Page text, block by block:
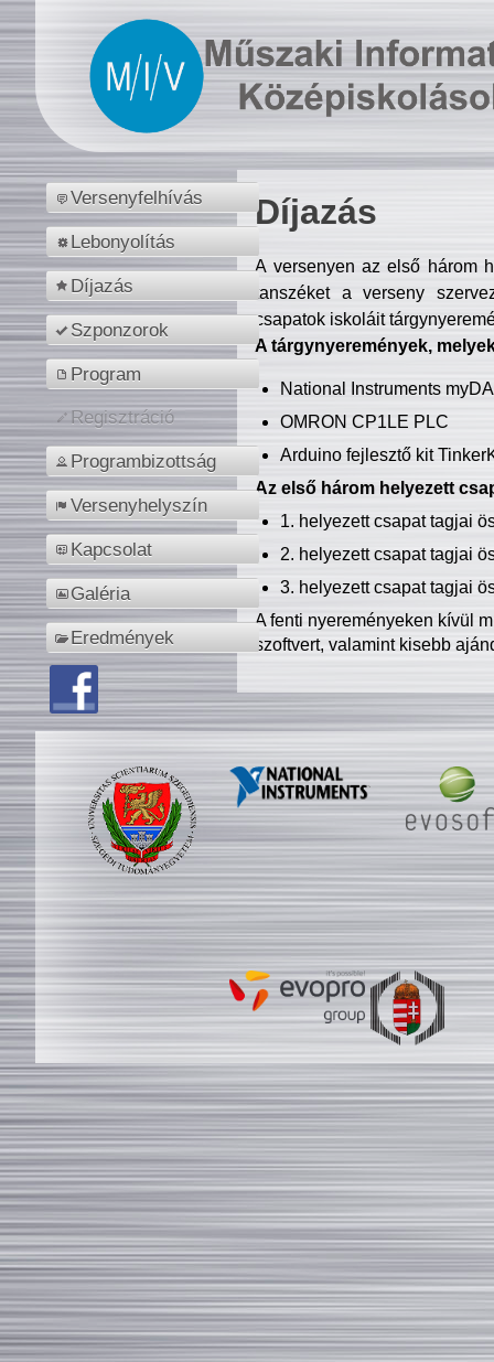
Versenyfelhívás
Lebonyolítás
Díjazás
Szponzorok
Program
Regisztráció
Programbizottság
Versenyhelyszín
Kapcsolat
Galéria
Eredmények
Díjazás
A versenyen az első három
tanszéket a verseny
csapatok iskoláit
A tárgynyeremények,
National Instruments
OMRON CP1LE PLC
Arduino fejlesztő kit
Az első három helyezett
1. helyezett csapat tagjai
2. helyezett csapat tagjai
3. helyezett csapat tagjai
A fenti nyereményeken kívül
szoftvert, valamint kisebb